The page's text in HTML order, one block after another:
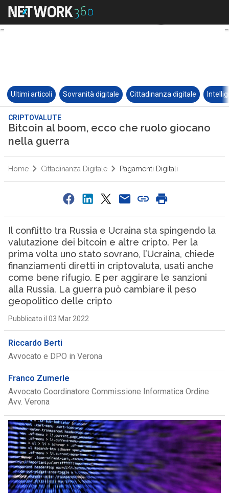
Ultimi articoli Sovranità digitale Cittadinanza digitale
CRIPTOVALUTE
Bitcoin al boom, ecco che ruolo giocano
nella guerra
Home Cittadinanza Digitale Pagamenti Digitali
Il conflitto tra Russia e Ucraina sta spingendo la
valutazione dei bitcoin e altre cripto. Per la
prima volta uno stato sovrano, l’Ucraina, chiede
finanziamenti diretti in criptovaluta, usati anche
come bene rifugio. E per aggirare le sanzioni
alla Russia. La guerra può cambiare il peso
geopolitico delle cripto
Pubblicato il 03 Mar 2022
Riccardo Berti
Avvocato e DPO in Verona
Franco Zumerle
Avvocato Coordinatore Commissione Informatica Ordine
Avv. Verona